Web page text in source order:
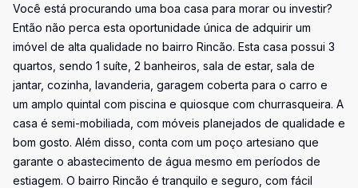
Você está procurando uma boa casa para morar ou investir?
Então não perca esta oportunidade única de adquirir um
imóvel de alta qualidade no bairro Rincão. Esta casa possui 3
quartos, sendo 1 suíte, 2 banheiros, sala de estar, sala de
jantar, cozinha, lavanderia, garagem coberta para o carro e
um amplo quintal com piscina e quiosque com churrasqueira. A
casa é semi-mobiliada, com móveis planejados de qualidade e
bom gosto. Além disso, conta com um poço artesiano que
garante o abastecimento de água mesmo em períodos de
estiagem. O bairro Rincão é tranquilo e seguro, com fácil